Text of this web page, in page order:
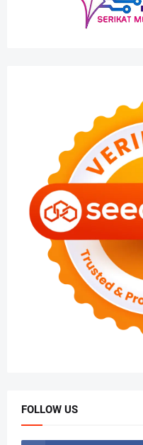
FOLLOW US